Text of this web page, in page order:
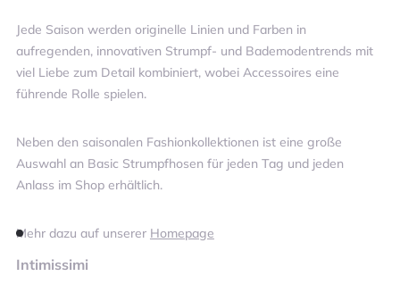
Jede Saison werden originelle Linien und Farben in
aufregenden, innovativen Strumpf- und Bademodentrends mit
viel Liebe zum Detail kombiniert, wobei Accessoires eine
führende Rolle spielen.
Neben den saisonalen Fashionkollektionen ist eine große
Auswahl an Basic Strumpfhosen für jeden Tag und jeden
Anlass im Shop erhältlich.
Mehr dazu auf unserer Homepage
Intimissimi